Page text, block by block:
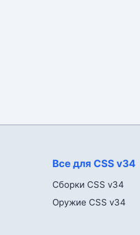
Все для CSS v34
Сборки CSS v34
Оружие CSS v34